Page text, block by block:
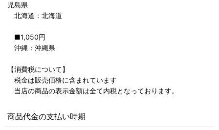
児島県
北海道：北海道
■1,050円
沖縄：沖縄県
【消費税について】
税金は販売価格に含まれています
当店の商品の表示金額は全て内税となっております。
商品代金の支払い時期